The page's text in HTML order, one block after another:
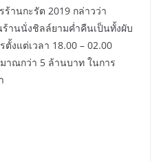
านกะรัต 2019 กล่าวว่า
ร้านนั่งชิลล์ยามค่ำคืนเป็นทั้งผับ
ตั้งแต่เวลา 18.00 – 02.00
าณกว่า 5 ล้านบาท ในการ